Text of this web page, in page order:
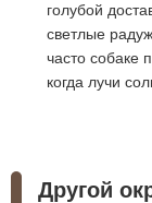
голубой
светлые
часто собаке
когда лучи
Другой